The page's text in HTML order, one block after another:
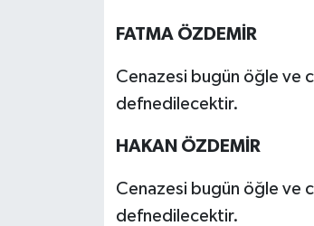
FATMA ÖZDEMİR
Cenazesi bugün öğle ve
defnedilecektir.
HAKAN ÖZDEMİR
Cenazesi bugün öğle ve
defnedilecektir.